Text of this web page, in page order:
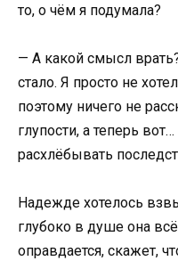
то, о чём я подумала?
— А какой смысл
стало. Я просто не
поэтому ничего не
глупости, а теперь
расхлёбывать
Надежде хотелось
глубоко в душе она
оправдается, скажет,